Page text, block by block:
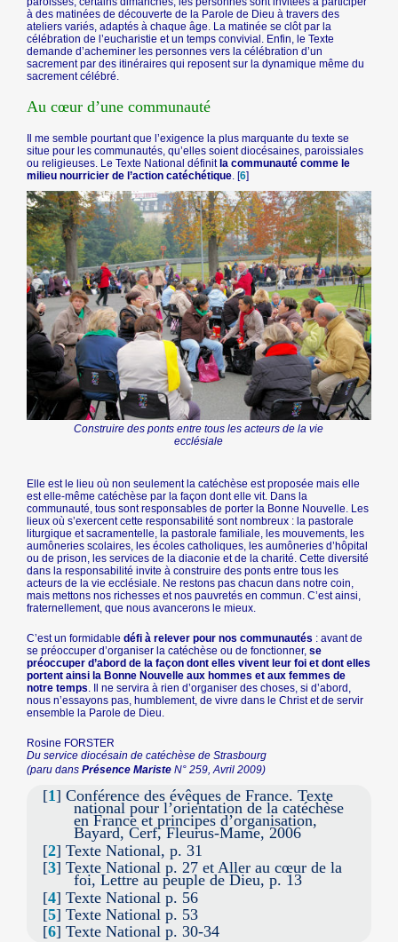
à des matinées de découverte de la Parole de Dieu à travers des
ateliers variés, adaptés à chaque âge. La matinée se clôt par la
célébration de l’eucharistie et un temps convivial. Enfin, le Texte
demande d’acheminer les personnes vers la célébration d’un
sacrement par des itinéraires qui reposent sur la dynamique même du
sacrement célébré.
Au cœur d’une communauté
Il me semble pourtant que l’exigence la plus marquante du texte se
situe pour les communautés, qu’elles soient diocésaines, paroissiales
ou religieuses. Le Texte National définitla communauté comme le
milieu nourricier de l’action catéchétique [6]
Construire des ponts entre tous les acteurs de la vie
ecclésiale
Elle est le lieu où non seulement la catéchèse est proposée mais elle
est elle-même catéchèse par la façon dont elle vit. Dans la
communauté, tous sont responsables de porter la Bonne Nouvelle. Les
lieux où s’exercent cette responsabilité sont nombreux : la pastorale
liturgique et sacramentelle, la pastorale familiale, les mouvements, les
aumôneries scolaires, les écoles catholiques, les aumôneries d’hôpital
ou de prison, les services de la diaconie et de la charité. Cette diversité
dans la responsabilité invite à construire des ponts entre tous les
acteurs de la vie ecclésiale. Ne restons pas chacun dans notre coin,
mais mettons nos richesses et nos pauvretés en commun. C’est ainsi,
fraternellement, que nous avancerons le mieux.
C’est un formidabledéfi à relever pour nos communautés : avant de
se préoccuper d’organiser la catéchèse ou de fonctionner,se
préoccuper d’abord de la façon dont elles vivent leur foi et dont elles
portent ainsi la Bonne Nouvelle aux hommes et aux femmes de
notre temps. Il ne servira à rien d’organiser des choses, si d’abord,
nous n’essayons pas, humblement, de vivre dans le Christ et de servir
ensemble la Parole de Dieu.
Rosine FORSTER
Du service diocésain de catéchèse de Strasbourg
(paru dansPrésence Mariste N° 259, Avril 2009)
[1]Conférence des évêques de France. Texte
national pour l’orientation de la catéchèse
en France et principes d’organisation,
Bayard, Cerf, Fleurus-Mame, 2006
[2]Texte National, p. 31
[3]Texte National p. 27 et Aller au cœur de la
foi, Lettre au peuple de Dieu, p. 13
[4]Texte National p. 56
[5]Texte National p. 53
[6]Texte National p. 30-34